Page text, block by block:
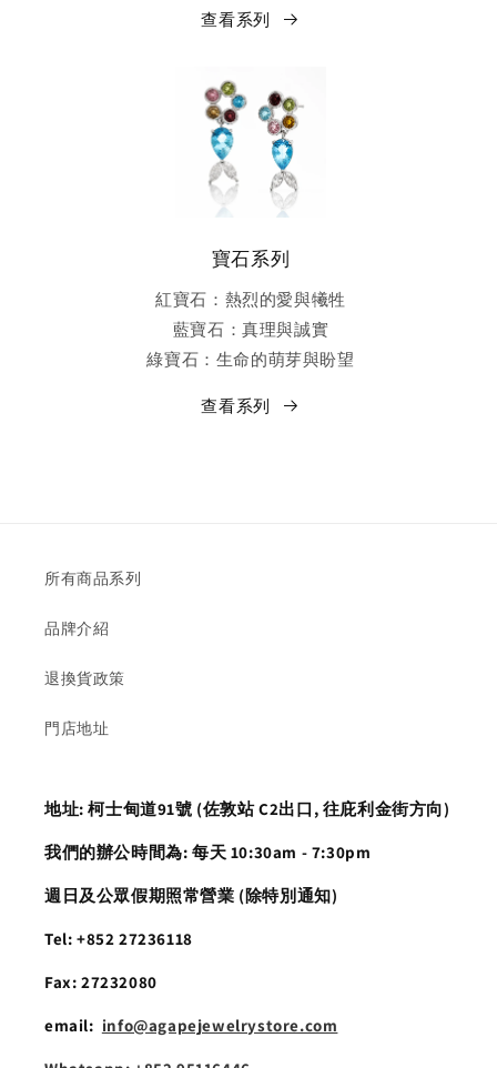
查看系列
寶石系列
紅寶石：熱烈的愛與犧牲
藍寶石：真理與誠實
綠寶石：生命的萌芽與盼望
查看系列
所有商品系列
品牌介紹
退換貨政策
門店地址
地址: 柯士甸道91號 (佐敦站 C2出口, 往庇利金街方向)
我們的辦公時間為: 每天 10:30am - 7:30pm
​週日及公眾假期照常營業 (除特別通知)
Tel: +852 27236118
Fax: 27232080
email: info@agapejewelrystore.com